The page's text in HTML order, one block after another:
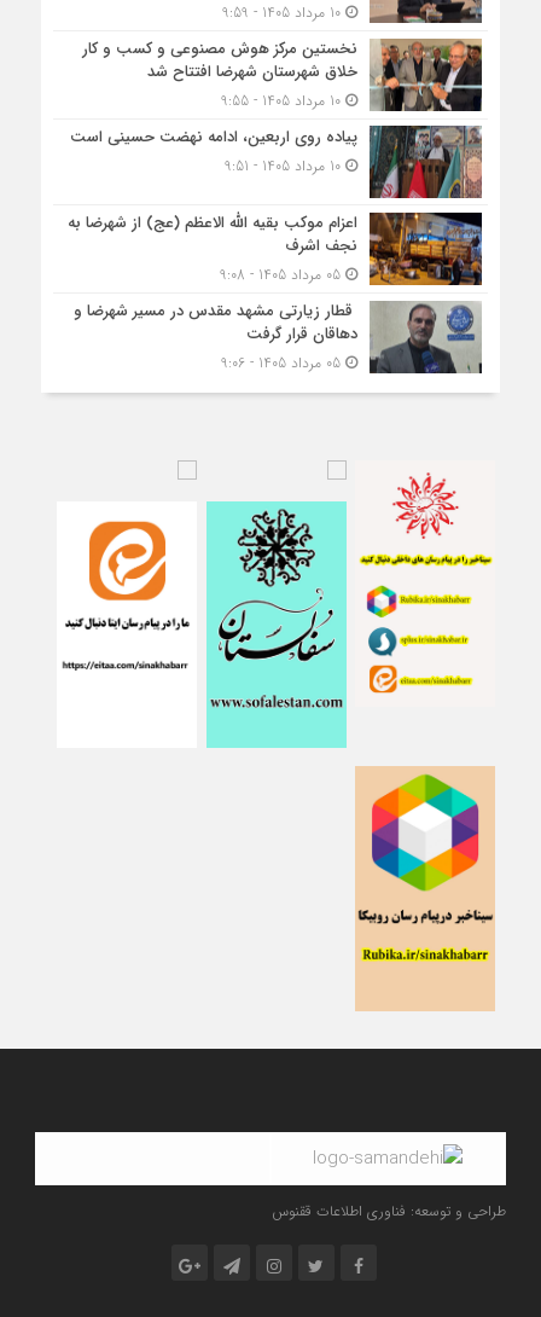
10 مرداد 1405 - 9:59
نخستین مرکز هوش مصنوعی و کسب‌ و کار
خلاق شهرستان شهرضا افتتاح شد
10 مرداد 1405 - 9:55
پیاده روی اربعین، ادامه نهضت حسینی است
10 مرداد 1405 - 9:51
اعزام موکب بقیه الله الاعظم (عج) از شهرضا به
نجف اشرف
05 مرداد 1405 - 9:08
قطار زیارتی مشهد مقدس در مسیر شهرضا و
دهاقان قرار گرفت
05 مرداد 1405 - 9:06
طراحی و توسعه: فناوری اطلاعات ققنوس